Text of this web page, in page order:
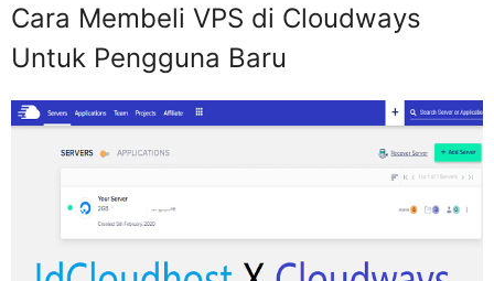
Cara Membeli VPS di Cloudways
Untuk Pengguna Baru